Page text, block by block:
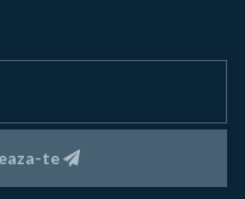
te